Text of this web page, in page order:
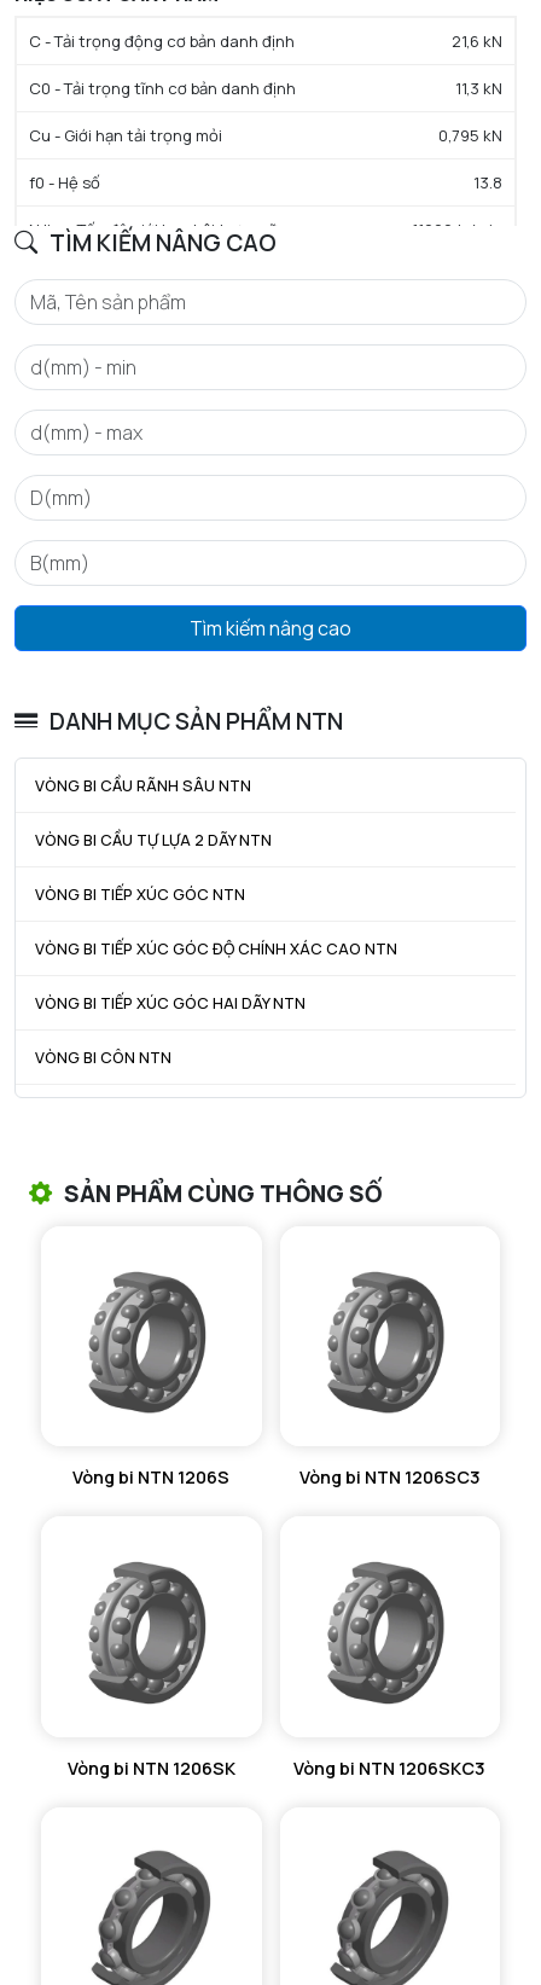
TÌM KIẾM NÂNG CAO
Tìm kiếm nâng cao
DANH MỤC SẢN PHẨM NTN
VÒNG BI CẦU RÃNH SÂU NTN
VÒNG BI CẦU TỰ LỰA 2 DÃY NTN
VÒNG BI TIẾP XÚC GÓC NTN
VÒNG BI TIẾP XÚC GÓC ĐỘ CHÍNH XÁC CAO NTN
VÒNG BI TIẾP XÚC GÓC HAI DÃY NTN
VÒNG BI CÔN NTN
VÒNG BI KIM NTN
VÒNG BI CHẶN TRỤC NTN
VÒNG BI LĂN TRỤ ĐẨY NTN
GỐI ĐỠ 2 NỬA NTN
MÁY GIA NHIỆT NTN
C - Tải trọng động cơ bản danh định 21,6 kN
C0 - Tải trọng tĩnh cơ bản danh định 11,3 kN
Cu - Giới hạn tải trọng mỏi 0,795 kN
f0 - Hệ số 13.8
N lim - Tốc độ giới hạn bôi trơn mỡ 11000 tr/min
Tmin - Nhiệt độ hoạt động tối thiểu -25 °C
Tmax - Nhiệt độ hoạt động tối đa 110 °C
GIỚI HẠN
da min - Đường kính vai tối thiểu IR
da max - Đường kính vai tối đa IR 39 mm
Da max - Đường kính vai tối đa OR 57 mm
ra max - Bán kính góc lượn tối đa trục & vỏ
SẢN PHẨM CÙNG THÔNG SỐ
Vòng bi NTN 1206S Vòng bi NTN 1206SC3
Vòng bi NTN 1206SK Vòng bi NTN 1206SKC3